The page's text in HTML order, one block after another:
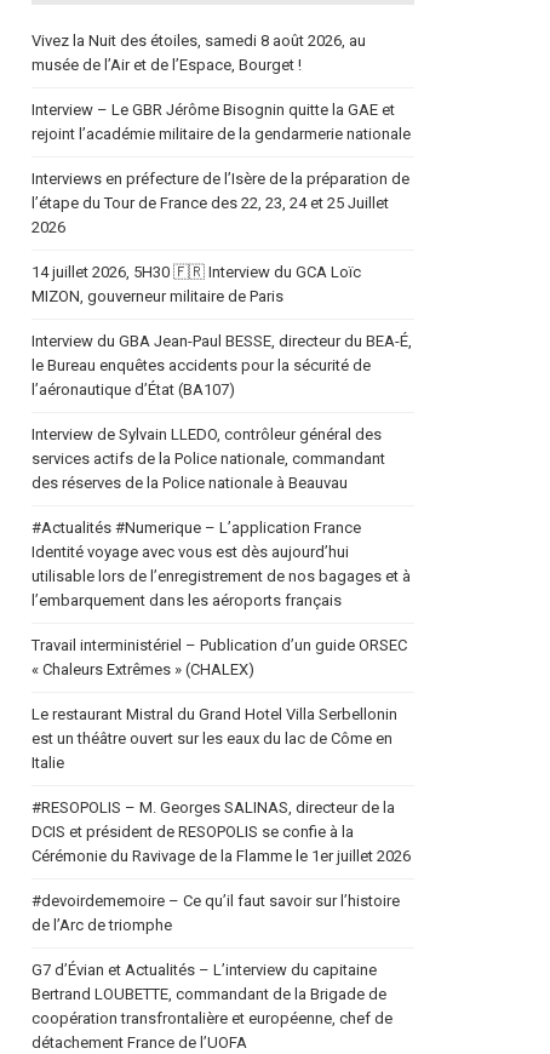
Vivez la Nuit des étoiles, samedi 8 août 2026, au
musée de l’Air et de l’Espace, Bourget !
Interview – Le GBR Jérôme Bisognin quitte la GAE et
rejoint l’académie militaire de la gendarmerie nationale
Interviews en préfecture de l’Isère de la préparation de
l’étape du Tour de France des 22, 23, 24 et 25 Juillet
2026
14 juillet 2026, 5H30 🇫🇷 Interview du GCA Loïc
MIZON, gouverneur militaire de Paris
Interview du GBA Jean-Paul BESSE, directeur du BEA-É,
le Bureau enquêtes accidents pour la sécurité de
l’aéronautique d’État (BA107)
Interview de Sylvain LLEDO, contrôleur général des
services actifs de la Police nationale, commandant
des réserves de la Police nationale à Beauvau
#Actualités #Numerique – L’application France
Identité voyage avec vous est dès aujourd’hui
utilisable lors de l’enregistrement de nos bagages et à
l’embarquement dans les aéroports français
Travail interministériel – Publication d’un guide ORSEC
« Chaleurs Extrêmes » (CHALEX)
Le restaurant Mistral du Grand Hotel Villa Serbellonin
est un théâtre ouvert sur les eaux du lac de Côme en
Italie
#RESOPOLIS – M. Georges SALINAS, directeur de la
DCIS et président de RESOPOLIS se confie à la
Cérémonie du Ravivage de la Flamme le 1er juillet 2026
#devoirdememoire – Ce qu’il faut savoir sur l’histoire
de l’Arc de triomphe
G7 d’Évian et Actualités – L’interview du capitaine
Bertrand LOUBETTE, commandant de la Brigade de
coopération transfrontalière et européenne, chef de
détachement France de l’UOFA